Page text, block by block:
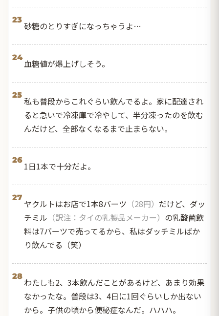
23
砂糖のとりすぎになっちゃうよ…
24
血糖値が爆上げしそう。
25
私も普段からこれぐらい飲んでるよ。家に配達され
ると急いで冷凍庫で冷やして、半分凍ったのを飲む
んだけど、全部なくなるまで止まらない。
26
1日1本で十分だよ。
27
ヤクルトはお店で1本8バーツ （28円） だけど、ダッ
チミル （訳注：タイの乳製品メーカー） の乳酸菌飲
料は7バーツで売ってるから、私はダッチミルばか
り飲んでる（笑）
28
わたしも2、3本飲んだことがあるけど、あまり効果
なかったな。普段は3、4日に1回ぐらいしか出ない
から。子供の頃から便秘症なんだ。ハハハ。